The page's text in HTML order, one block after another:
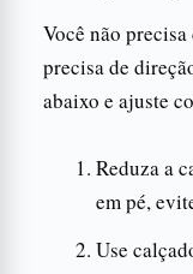
Você não
precisa de
abaixo e ajuste
Reduza a
em pé,
Use